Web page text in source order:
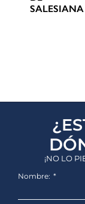
SALESIANA
¡NO LO
Nombre: